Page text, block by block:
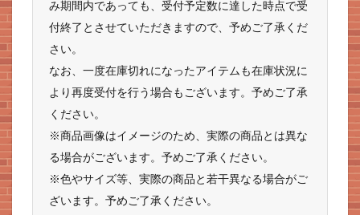
み期間内であっても、受付予定数に達した時点で受
付終了とさせていただきますので、予めご了承くだ
さい。
なお、一度在庫切れになったアイテムも在庫状況に
より再度受付を行う場合もございます。予めご了承
ください。
※商品画像はイメージのため、実際の商品とは異な
る場合がございます。予めご了承ください。
※色やサイズ等、実際の商品と若干異なる場合がご
ざいます。予めご了承ください。